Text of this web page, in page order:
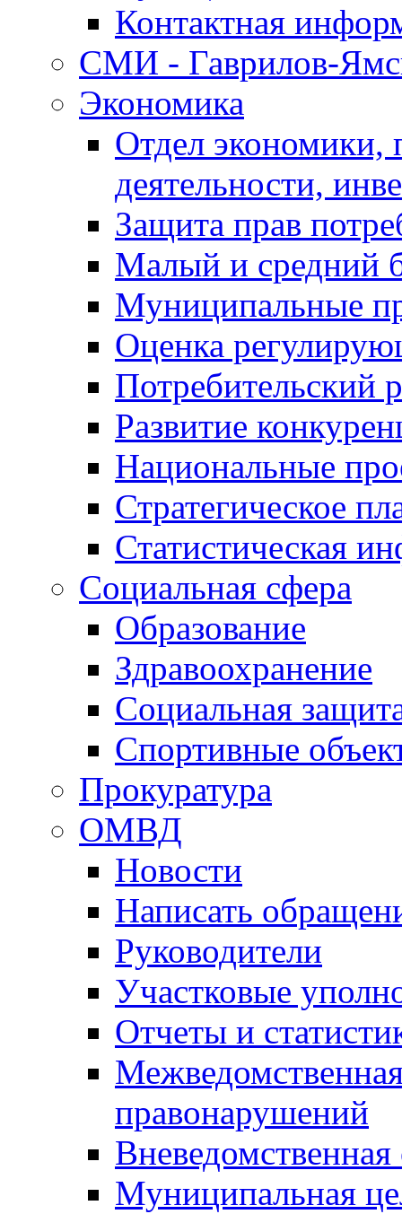
Контактная
СМИ - Гаврилов-
Экономика
Отдел экономики,
деятельности,
Защита прав
Малый и средний
Муниципальные
Оценка
Потребительский
Развитие
Национальные
Стратегическое
Статистическая
Социальная сфера
Образование
Здравоохранение
Социальная
Спортивные
Прокуратура
ОМВД
Новости
Написать
Руководители
Участковые
Отчеты и
правонарушений
Вневедомственная
Муниципальная